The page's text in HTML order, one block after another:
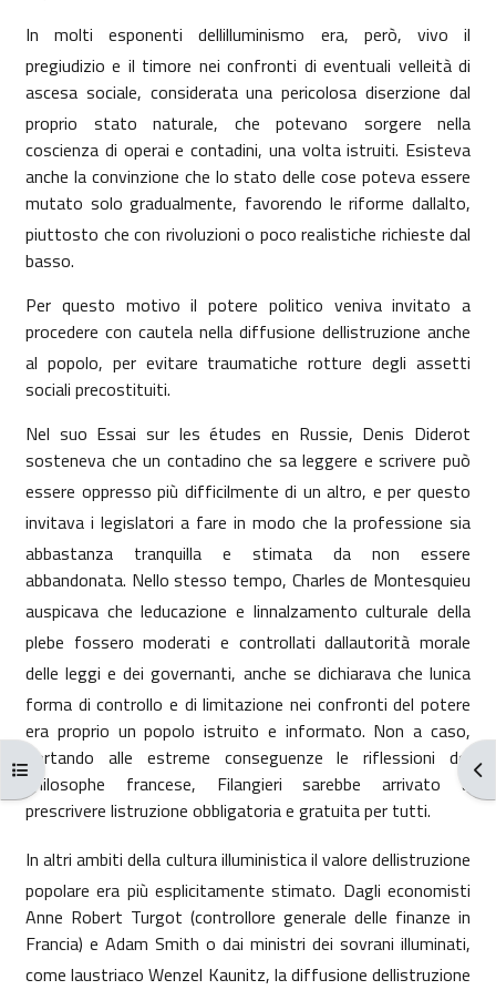
Apri indice del corso
In molti esponenti dellilluminismo era, però, vivo il
pregiudizio e il timore nei confronti di eventuali velleità di
ascesa sociale, considerata una pericolosa diserzione dal
proprio stato naturale, che potevano sorgere nella
coscienza di operai e contadini, una volta istruiti. Esisteva
anche la convinzione che lo stato delle cose poteva essere
mutato solo gradualmente, favorendo le riforme dallalto,
piuttosto che con rivoluzioni o poco realistiche richieste dal
basso.
Per questo motivo il potere politico veniva invitato a
procedere con cautela nella diffusione dellistruzione anche
al popolo, per evitare traumatiche rotture degli assetti
sociali precostituiti.
Nel suo Essai sur les études en Russie, Denis Diderot
sosteneva che un contadino che sa leggere e scrivere può
essere oppresso più difficilmente di un altro, e per questo
invitava i legislatori a fare in modo che la professione sia
abbastanza tranquilla e stimata da non essere
abbandonata. Nello stesso tempo, Charles de Montesquieu
auspicava che leducazione e linnalzamento culturale della
plebe fossero moderati e controllati dallautorità morale
delle leggi e dei governanti, anche se dichiarava che lunica
forma di controllo e di limitazione nei confronti del potere
era proprio un popolo istruito e informato. Non a caso,
portando alle estreme conseguenze le riflessioni del
philosophe francese, Filangieri sarebbe arrivato a
prescrivere listruzione obbligatoria e gratuita per tutti.
In altri ambiti della cultura illuministica il valore dellistruzione
popolare era più esplicitamente stimato. Dagli economisti
Anne Robert Turgot (controllore generale delle finanze in
Francia) e Adam Smith o dai ministri dei sovrani illuminati,
come laustriaco Wenzel Kaunitz, la diffusione dellistruzione